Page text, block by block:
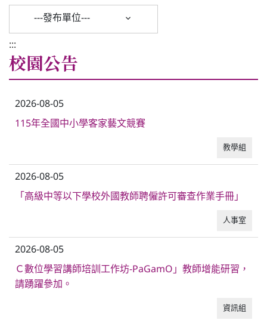
---發布單位---
:::
校園公告
2026-08-05
115年全國中小學客家藝文競賽
教學組
2026-08-05
「高級中等以下學校外國教師聘僱許可審查作業手冊」
人事室
2026-08-05
Ｃ數位學習講師培訓工作坊-PaGamO」教師增能研習，
請踴躍參加。
資訊組
招生專區
校內分機表
技術型高中
雙語國小部